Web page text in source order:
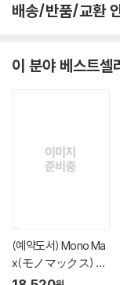
배송/반품/교환
이 분야 베스트셀
(예약도서) Mono Ma
x(モノマックス) 20
26年10月號